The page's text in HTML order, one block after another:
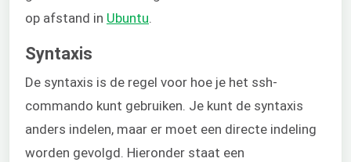
op afstand in Ubuntu
Syntaxis
De syntaxis is de regel voor hoe je het ssh-
commando kunt gebruiken. Je kunt de syntaxis
anders indelen, maar er moet een directe indeling
worden gevolgd. Hieronder staat een